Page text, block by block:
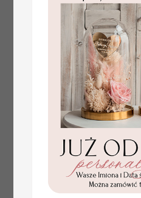
numerki na stół weselny
z tłoczonymi kwiatami,
eleganckie numerki na
stoły weselne, tłoczone
numerki na stół weselny,
dekoracja stołów
weselnych tłoczone